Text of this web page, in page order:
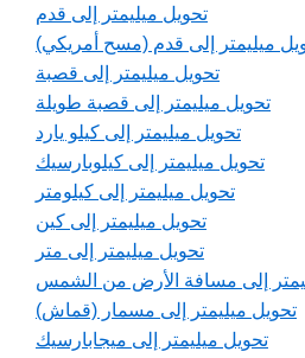
تحويل ميليمتر إلى قدم
ميليمتر إلى قدم (مسح أمريكي)
تحويل ميليمتر إلى قصبة
تحويل ميليمتر إلى قصبة طويلة
تحويل ميليمتر إلى كيلو يارد
تحويل ميليمتر إلى كيلوبارسيك
تحويل ميليمتر إلى كيلومتر
تحويل ميليمتر إلى كين
تحويل ميليمتر إلى متر
إلى مسافة الأرض من الشمس
تحويل ميليمتر إلى مسمار (قماش)
تحويل ميليمتر إلى ميجابارسيك